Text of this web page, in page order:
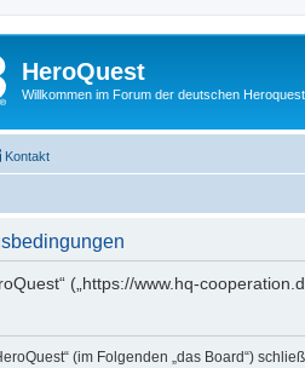
HeroQuest
Willkommen im Forum der deutschen
Kontakt
(„https://www.hq-
(im Folgenden „das Board“)